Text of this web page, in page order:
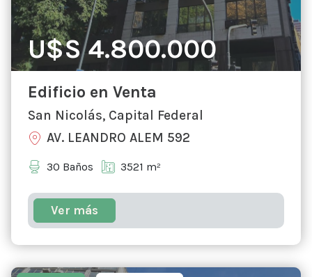
U$S 4.800.000
Edificio en Venta
San Nicolás, Capital Federal
AV. LEANDRO ALEM 592
30 Baños 3521 m²
Ver más